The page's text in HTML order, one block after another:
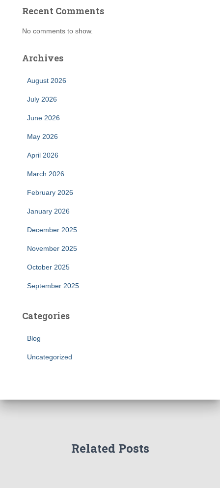
Recent Comments
No comments to show.
Archives
August 2026
July 2026
June 2026
May 2026
April 2026
March 2026
February 2026
January 2026
December 2025
November 2025
October 2025
September 2025
Categories
Blog
Uncategorized
Related Posts